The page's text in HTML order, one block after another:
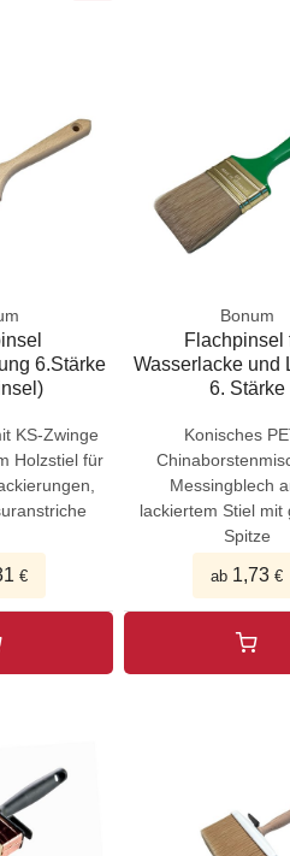
6.Stärke
KS-Zwinge
Holzstiel für
€
Bonum
Flachpinsel
Wasserlacke und
6. Stärke
Konisches
Messingblech
lackiertem Stiel mit
Spitze
ab 1,73 €